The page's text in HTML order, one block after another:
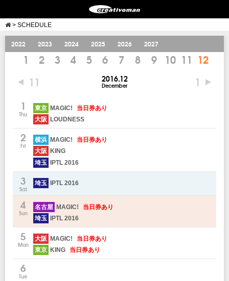
> SCHEDULE
2022 2023 2024 2025 2026 2027
1 2 3 4 5 6 7 8 9 10 11 12
11
1
2016.12
December
1
Thu
東京 MAGIC!
当日券あり
大阪
LOUDNESS
2
Fri
横浜 MAGIC!
当日券あり
大阪
KING
埼玉 IPTL 2016
3
Sat
埼玉 IPTL 2016
4
Sun
名古屋 MAGIC!
当日券あり
埼玉
IPTL 2016
5
Mon
大阪 MAGIC!
当日券あり
東京 KING 当日券あり
6
Tue